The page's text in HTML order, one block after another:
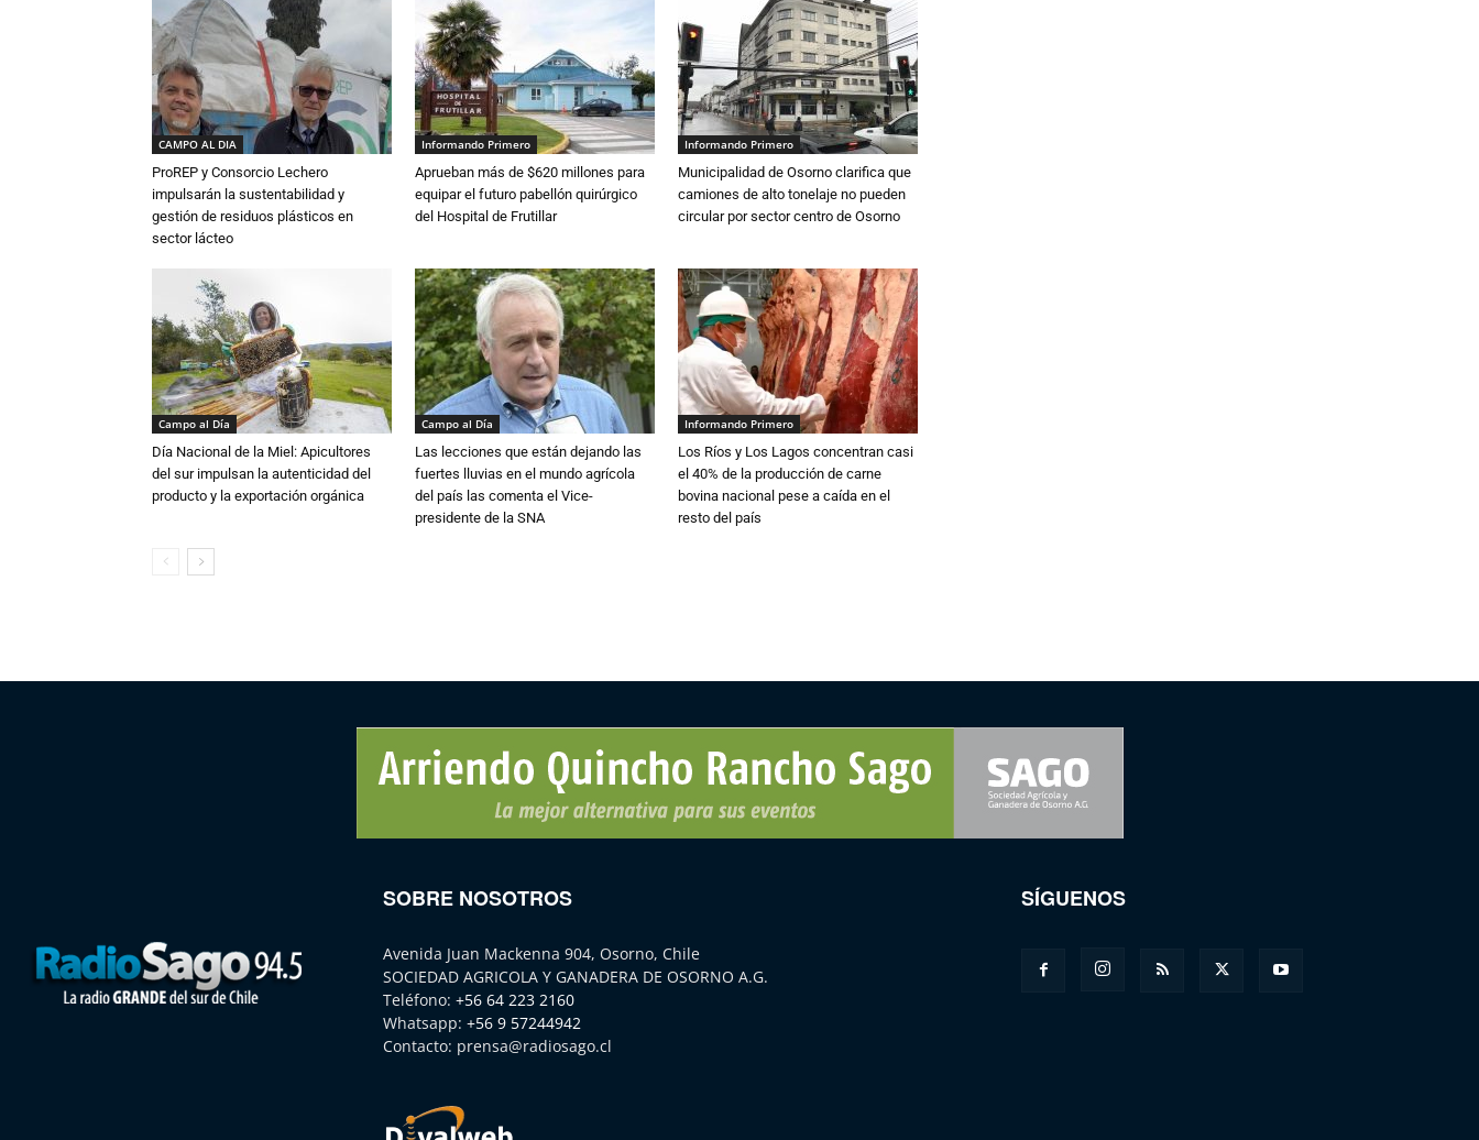
CAMPO AL DIA
ProREP y Consorcio Lechero
impulsarán la sustentabilidad y
gestión de residuos plásticos en
sector lácteo
Informando Primero
Aprueban más de $620 millones para
equipar el futuro pabellón quirúrgico
del Hospital de Frutillar
Informando Primero
Municipalidad de Osorno clarifica que
camiones de alto tonelaje no pueden
circular por sector centro de Osorno
Campo al Día
Día Nacional de la Miel: Apicultores
del sur impulsan la autenticidad del
producto y la exportación orgánica
Campo al Día
Las lecciones que están dejando las
fuertes lluvias en el mundo agrícola
del país las comenta el Vice-
presidente de la SNA
Informando Primero
Los Ríos y Los Lagos concentran casi
el 40% de la producción de carne
bovina nacional pese a caída en el
resto del país
SOBRE NOSOTROS
Avenida Juan Mackenna 904, Osorno, Chile
SOCIEDAD AGRICOLA Y GANADERA DE OSORNO A.G.
Teléfono: +56 64 223 2160
Whatsapp: +56 9 57244942
Contacto: prensa@radiosago.cl
SÍGUENOS